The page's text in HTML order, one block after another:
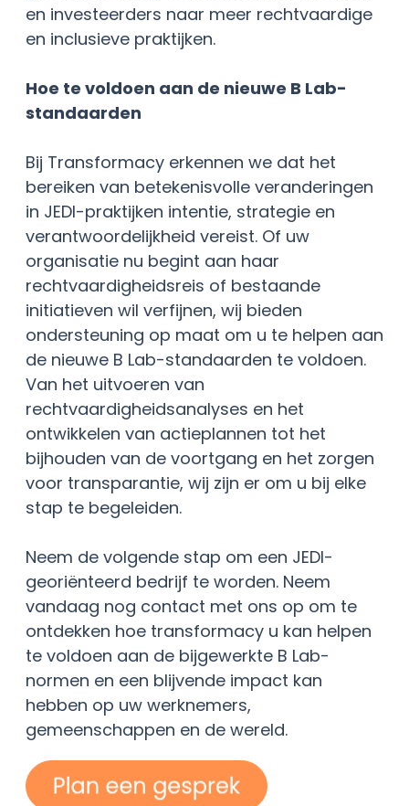
en investeerders naar meer rechtvaardige
en inclusieve praktijken.
Hoe te voldoen aan de nieuwe B Lab-
standaarden
Bij Transformacy erkennen we dat het
bereiken van betekenisvolle veranderingen
in JEDI-praktijken intentie, strategie en
verantwoordelijkheid vereist. Of uw
organisatie nu begint aan haar
rechtvaardigheidsreis of bestaande
initiatieven wil verfijnen, wij bieden
ondersteuning op maat om u te helpen aan
de nieuwe B Lab-standaarden te voldoen.
Van het uitvoeren van
rechtvaardigheidsanalyses en het
ontwikkelen van actieplannen tot het
bijhouden van de voortgang en het zorgen
voor transparantie, wij zijn er om u bij elke
stap te begeleiden.
Neem de volgende stap om een JEDI-
georiënteerd bedrijf te worden. Neem
vandaag nog contact met ons op om te
ontdekken hoe transformacy u kan helpen
te voldoen aan de bijgewerkte B Lab-
normen en een blijvende impact kan
hebben op uw werknemers,
gemeenschappen en de wereld.